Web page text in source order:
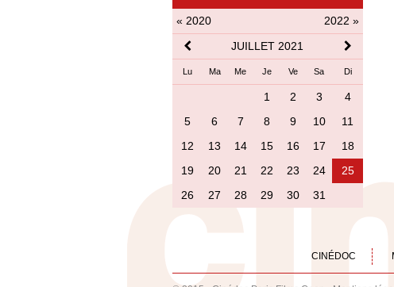
« 2020
2022 »
JUILLET 2021
Lu Ma Me Je Ve Sa Di
1 2 3
4
5
6 7 8 9 10
11
12
13 14 15 16 17
18
19
20 21 22 23 24
25
26
27 28 29 30 31
CINÉDOC